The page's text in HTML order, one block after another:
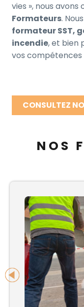
vies », nous avons
Formateurs.
formateur SST,
incendie, et bien
vos compétences
CONSULTEZ
NOS